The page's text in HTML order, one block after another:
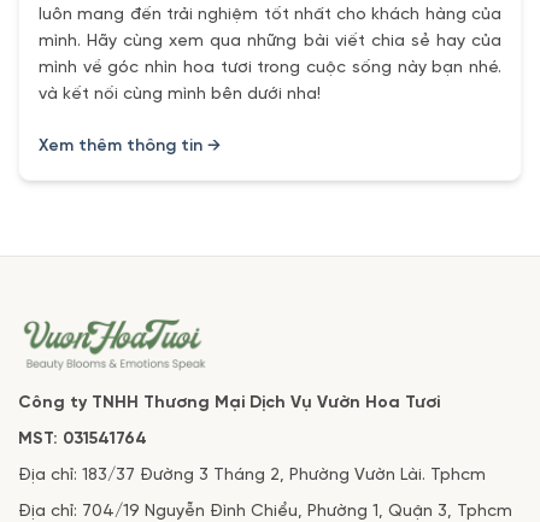
luôn mang đến trải nghiệm tốt nhất cho khách hàng của
mình. Hãy cùng xem qua những bài viết chia sẻ hay của
mình về góc nhìn hoa tươi trong cuộc sống này bạn nhé.
và kết nối cùng mình bên dưới nha!
Xem thêm thông tin →
Công ty TNHH Thương Mại Dịch Vụ Vườn Hoa Tươi
MST: 031541764
Địa chỉ: 183/37 Đường 3 Tháng 2, Phường Vườn Lài. Tphcm
Địa chỉ: 704/19 Nguyễn Đình Chiểu, Phường 1, Quận 3, Tphcm